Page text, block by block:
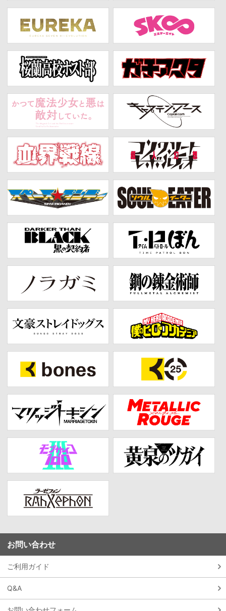
お問い合わせ
ご利用ガイド
Q&A